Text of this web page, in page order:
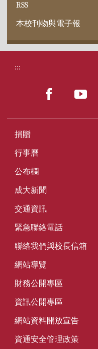
RSS
本校刊物與電子報
:::
捐贈
行事曆
公布欄
成大新聞
交通資訊
緊急聯絡電話
聯絡我們與校長信箱
網站導覽
財務公開專區
資訊公開專區
網站資料開放宣告
資通安全管理政策